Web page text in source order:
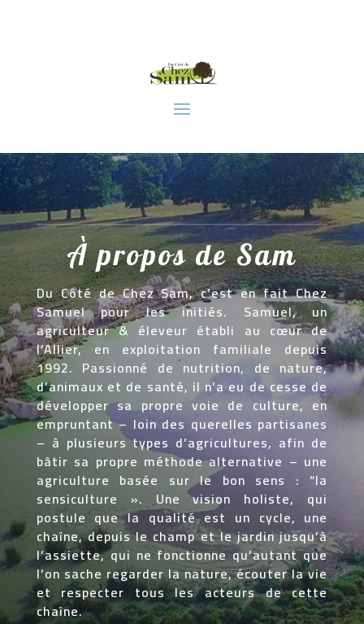
À propos de Sam
Du Côté de Chez Sam, c’est en fait Chez
Samuel pour les initiés. Samuel, un
agriculteur & éleveur établi au cœur de
l’Allier, en exploitation familiale depuis
1992. Passionné de nutrition, de nature,
d’animaux et de santé, il n’a eu de cesse de
développer sa propre voie de culture, en
empruntant – loin des querelles partisanes
– à plusieurs types d’agricultures, afin de
bâtir sa propre méthode alternative – une
agriculture basée sur le bon sens : “la
sensiculture ». Une vision holiste, qui
postule que la qualité est un cycle, une
chaîne, depuis le champ et le jardin jusqu’à
l’assiette, qui ne fonctionne qu’autant que
l’on sache regarder la nature, écouter la vie
et respecter tous les acteurs de cette
chaîne.